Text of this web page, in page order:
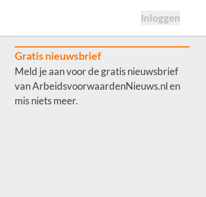
Inloggen
Gratis nieuwsbrief
Meld je aan voor de gratis nieuwsbrief
van ArbeidsvoorwaardenNieuws.nl en
mis niets meer.